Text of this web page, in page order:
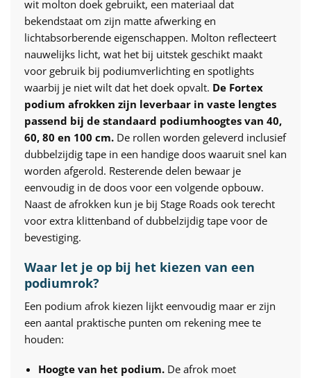
wit molton doek gebruikt, een materiaal dat
bekendstaat om zijn matte afwerking en
lichtabsorberende eigenschappen. Molton reflecteert
nauwelijks licht, wat het bij uitstek geschikt maakt
voor gebruik bij podiumverlichting en spotlights
waarbij je niet wilt dat het doek opvalt. De Fortex
podium afrokken zijn leverbaar in vaste lengtes
passend bij de standaard podiumhoogtes van 40,
60, 80 en 100 cm. De rollen worden geleverd inclusief
dubbelzijdig tape in een handige doos waaruit snel kan
worden afgerold. Resterende delen bewaar je
eenvoudig in de doos voor een volgende opbouw.
Naast de afrokken kun je bij Stage Roads ook terecht
voor extra klittenband of dubbelzijdig tape voor de
bevestiging.
Waar let je op bij het kiezen van een
podiumrok?
Een podium afrok kiezen lijkt eenvoudig maar er zijn
een aantal praktische punten om rekening mee te
houden:
Hoogte van het podium.De afrok moet